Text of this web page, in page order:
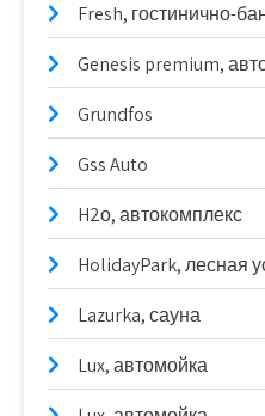
Fresh, гостинично-
Genesis premium,
Grundfos
Gss Auto
H2о, автокомплекс
HolidayPark, лесная
Lazurka, сауна
Lux, автомойка